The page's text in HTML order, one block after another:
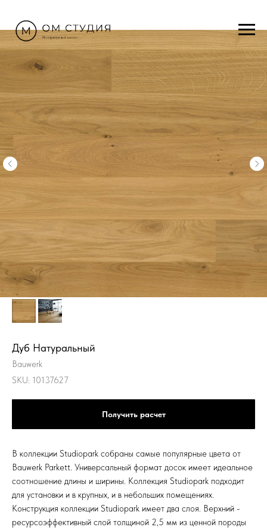
Дуб Натуральный
Bauwerk
SKU: 10137627
Получить расчет
В коллекции Studiopark собраны самые популярные цвета от
Bauwerk Parkett. Универсальный формат досок имеет идеальное
соотношение длины и ширины. Коллекция Studiopark подходит
для установки и в крупных, и в небольших помещениях.
Конструкция коллекции Studiopark имеет два слоя. Верхний -
ресурсоэффективный слой толщиной 2,5 мм из ценной породы